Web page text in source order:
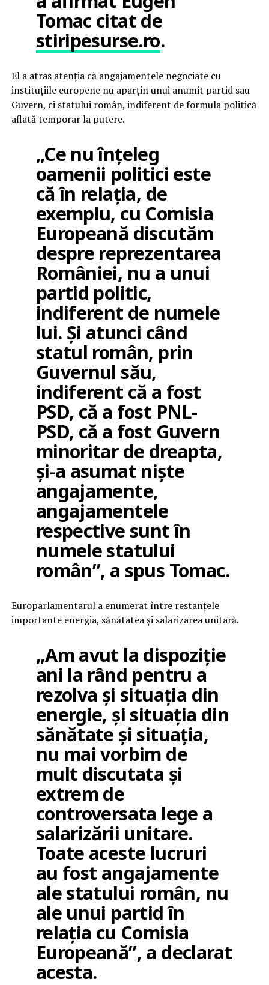
Tomac citat de
stiripesurse.ro.
El a atras atenția că angajamentele negociate cu
instituțiile europene nu aparțin unui anumit partid sau
Guvern, ci statului român, indiferent de formula politică
aflată temporar la putere.
„Ce nu înțeleg
oamenii politici este
că în relația, de
exemplu, cu Comisia
Europeană discutăm
despre reprezentarea
României, nu a unui
partid politic,
indiferent de numele
lui. Și atunci când
statul român, prin
Guvernul său,
indiferent că a fost
PSD, că a fost PNL-
PSD, că a fost Guvern
minoritar de dreapta,
și-a asumat niște
angajamente,
angajamentele
respective sunt în
numele statului
român”, a spus Tomac.
Europarlamentarul a enumerat între restanțele
importante energia, sănătatea și salarizarea unitară.
„Am avut la dispoziție
ani la rând pentru a
rezolva și situația din
energie, și situația din
sănătate și situația,
nu mai vorbim de
mult discutata și
extrem de
controversata lege a
salarizării unitare.
Toate aceste lucruri
au fost angajamente
ale statului român, nu
ale unui partid în
relația cu Comisia
Europeană”, a declarat
acesta.